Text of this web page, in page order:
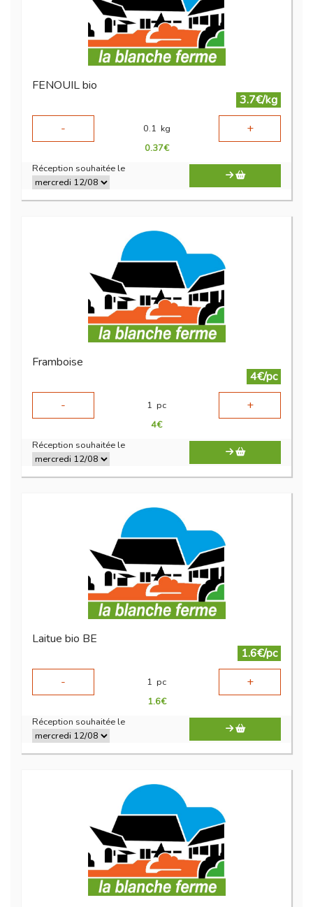
FENOUIL bio
3.7€/kg
-
0.1 kg +
0.37€
Réception souhaitée le
Framboise
4€/pc
-
1 pc +
4€
Réception souhaitée le
Laitue bio BE
1.6€/pc
-
1 pc +
1.6€
Réception souhaitée le